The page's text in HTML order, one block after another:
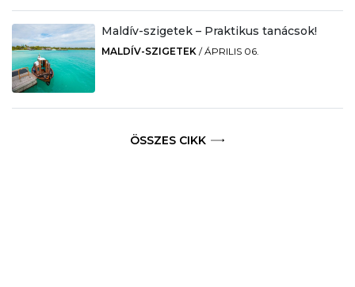
Maldív-szigetek – Praktikus tanácsok!
MALDÍV-SZIGETEK /ÁPRILIS 06.
ÖSSZES CIKK